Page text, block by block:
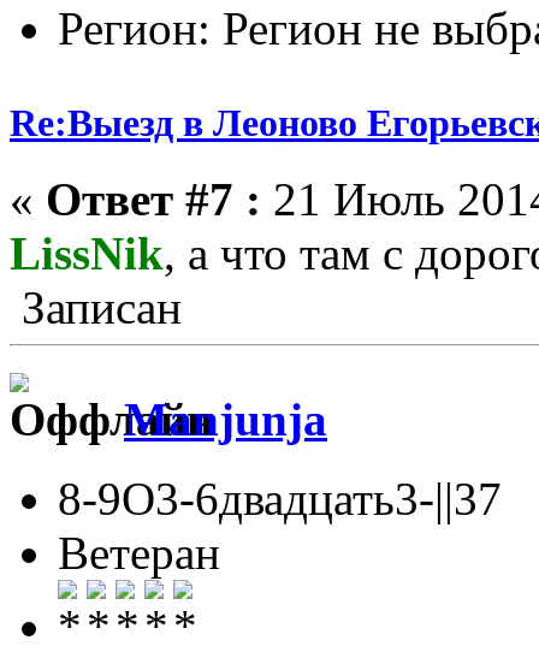
Регион: Регион не
Re:Выезд в Леоново
« Ответ #7 : 21 Июль
LissNik, а что там с
Записан
Manjunja
8-9О3-6двадцать3-||37
Ветеран